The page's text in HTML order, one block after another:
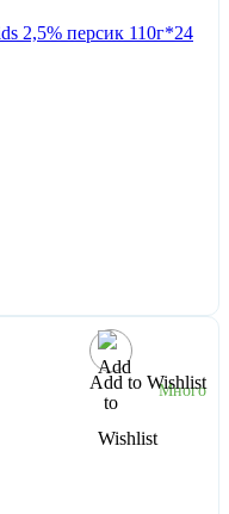
2,5% персик 110г*24
Add to Wishlist
Много